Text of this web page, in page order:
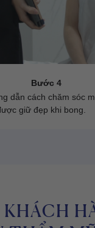
Bước 4
dẫn cách chăm sóc
giữ đẹp khi bong.
KHÁCH